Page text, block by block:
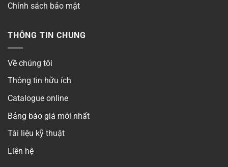
Chính sách bảo mật
THÔNG TIN CHUNG
Về chúng tôi
Thông tin hữu ích
Catalogue online
Bảng báo giá mới nhất
Tài liệu kỹ thuật
Liên hệ